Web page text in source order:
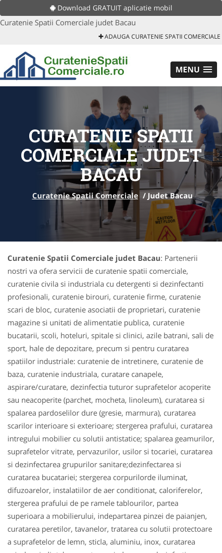
Download GRATUIT aplicatie mobil
Curatenie Spatii Comerciale judet Bacau
ADAUGA CURATENIE SPATII COMERCIALE
MENU
CURATENIE SPATII
COMERCIALE JUDET
BACAU
Curatenie Spatii Comerciale / Judet Bacau
Curatenie Spatii Comerciale judet Bacau: Partenerii
nostri va ofera servicii de curatenie spatii comerciale,
curatenie civila si industriala cu detergenti si dezinfectanti
profesionali, curatenie birouri, curatenie firme, curatenie
scari de bloc, curatenie asociatii de proprietari, curatenie
magazine si unitati de alimentatie publica, curatenie
bucatarii, scoli, hoteluri, spitale si clinici, azile batrani, sali de
sport, hale de depozitare, precum si pentru curatarea
spatiilor industriale: curatenie de intretinere, curatenie de
baza, curatenie industriala, curatare canapele,
aspirare/curatare, dezinfectia tuturor suprafetelor acoperite
sau neacoperite (parchet, mocheta, linoleum), curatarea si
spalarea pardoselilor dure (gresie, marmura), curatarea
scarilor interioare si exterioare; stergerea prafului, curatarea
intregului mobilier cu solutii antistatice; spalarea geamurilor,
suprafetelor vitrate, pervazurilor, usilor si tocariei, curatarea
si dezinfectarea grupurilor sanitare;dezinfectarea si
curatarea bucatariei; stergerea corpurilorde iluminat,
difuzoarelor, instalatiilor de aer conditionat, caloriferelor,
stergerea prafului de pe ramele tablourilor, partea
superioara a mobilierului, indepartarea pinzei de paianjen,
curatarea peretilor, tavanelor, tratarea cu solutii protectoare
a suprafetelor de lemn, sticla, aluminiu, inox, curatarea